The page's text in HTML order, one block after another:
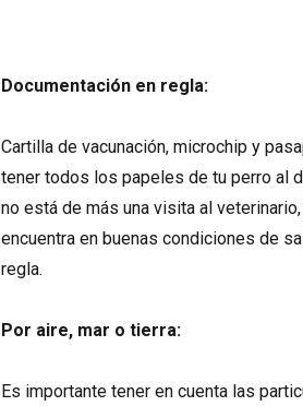
Documentación en regla:
Cartilla de vacunación, microchip y
tener todos los papeles de tu perro al
no está de más una visita al
encuentra en buenas condiciones de
regla.
Por aire, mar o tierra:
Es importante tener en cuenta las